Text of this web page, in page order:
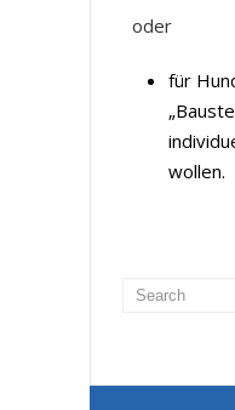
oder
für
wollen.